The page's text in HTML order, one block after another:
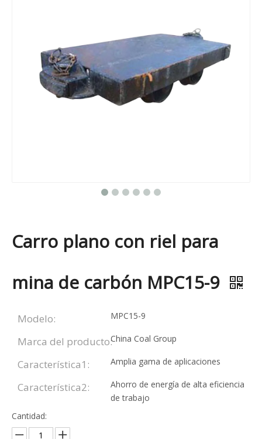
Carro plano con riel para
mina de carbón MPC15-9
Modelo: MPC15-9
Marca del producto:China Coal Group
Característica1: Amplia gama de aplicaciones
Característica2:
Ahorro de energía de alta eficiencia
de trabajo
Cantidad: